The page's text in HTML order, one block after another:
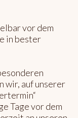
vor dem
in bester
wir, auf unserer
Tage vor dem